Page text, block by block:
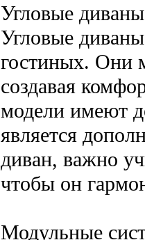
Угловые диваны
Угловые
гостиных. Они
создавая
модели имеют
является
диван, важно
чтобы он
Модульные